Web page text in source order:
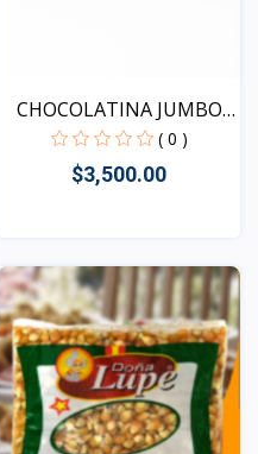
CHOCOLATINA JUMBO
MANI
( 0 )
$3,500.00
Vista